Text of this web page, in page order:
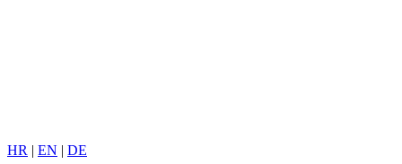
HR | EN | DE